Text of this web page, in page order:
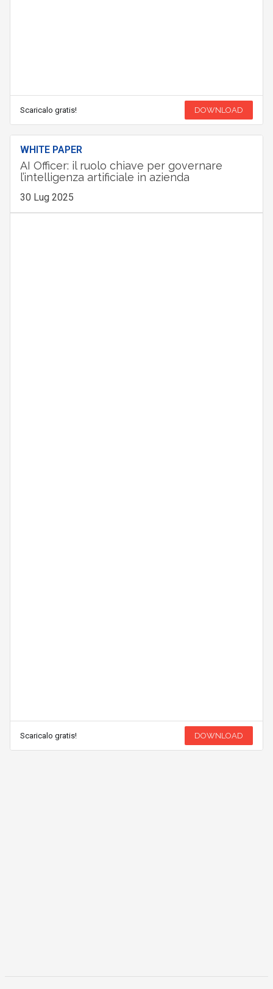
Scaricalo gratis! DOWNLOAD
WHITE PAPER
AI Officer: il ruolo chiave per governare
l’intelligenza artificiale in azienda
30 Lug 2025
Scaricalo gratis! DOWNLOAD